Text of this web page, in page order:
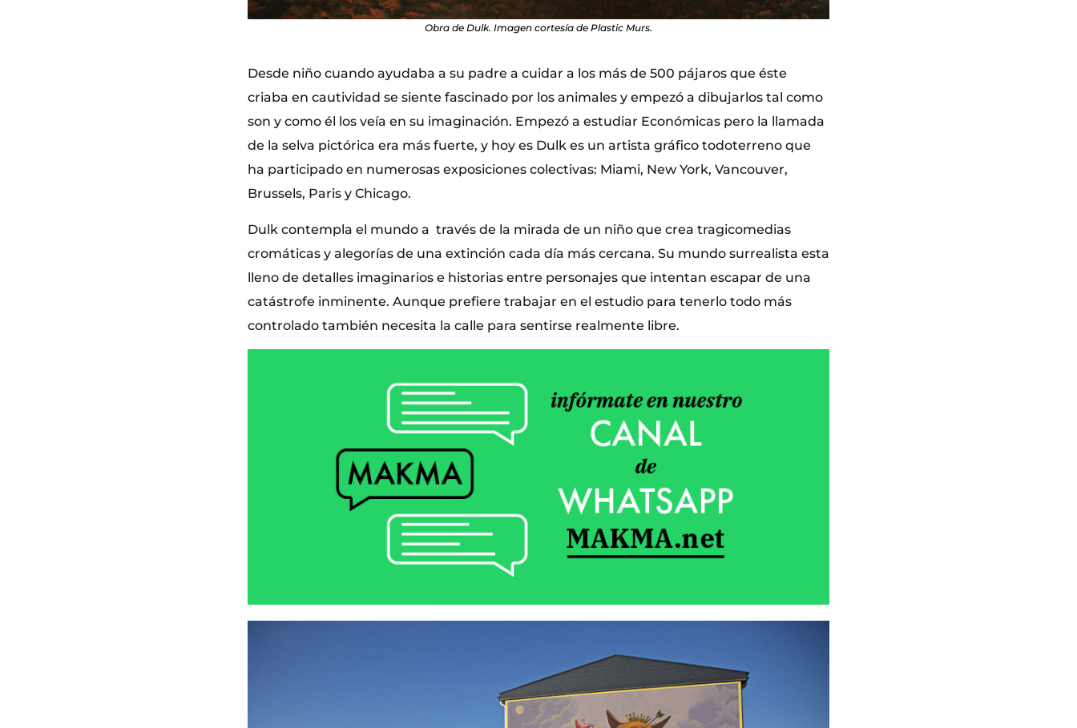
Obra de Dulk. Imagen cortesía de Plastic Murs.
Desde niño cuando ayudaba a su padre a cuidar a los más de 500 pájaros que éste
criaba en cautividad se siente fascinado por los animales y empezó a dibujarlos tal como
son y como él los veía en su imaginación. Empezó a estudiar Económicas pero la llamada
de la selva pictórica era más fuerte, y hoy es Dulk es un artista gráfico todoterreno que
ha participado en numerosas exposiciones colectivas: Miami, New York, Vancouver,
Brussels, Paris y Chicago.
Dulk contempla el mundo a través de la mirada de un niño que crea tragicomedias
cromáticas y alegorías de una extinción cada día más cercana. Su mundo surrealista esta
lleno de detalles imaginarios e historias entre personajes que intentan escapar de una
catástrofe inminente. Aunque prefiere trabajar en el estudio para tenerlo todo más
controlado también necesita la calle para sentirse realmente libre.